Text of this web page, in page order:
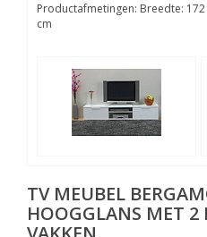
Productafmetingen: Breedte:
cm
TV MEUBEL
HOOGGLANS MET 2